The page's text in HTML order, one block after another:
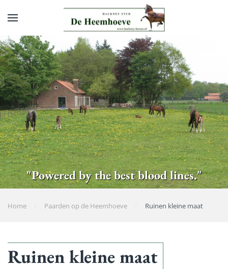
Skip to main content
"Powered by the best blood lines."
Home Paarden op de Heemhoeve Ruinen kleine maat
Ruinen kleine maat